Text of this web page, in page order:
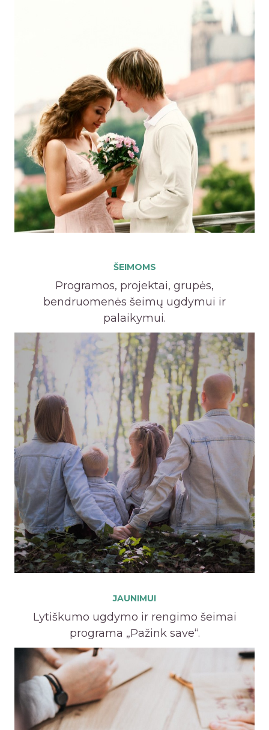
ŠEIMOMS
Programos, projektai, grupės,
bendruomenės šeimų ugdymui ir
palaikymui.
JAUNIMUI
Lytiškumo ugdymo ir rengimo šeimai
programa „Pažink save“.